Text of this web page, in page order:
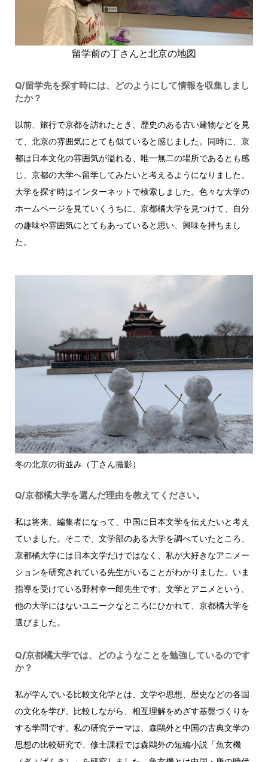
留学前の丁さんと北京の地図
Q/留学先を探す時には、どのようにして情報を収集しまし
たか？
以前、旅行で京都を訪れたとき、歴史のある古い建物などを見
て、北京の雰囲気にとても似ていると感じました。同時に、京
都は日本文化の雰囲気が溢れる、唯一無二の場所であるとも感
じ、京都の大学へ留学してみたいと考えるようになりました。
大学を探す時はインターネットで検索しました。色々な大学の
ホームページを見ていくうちに、京都橘大学を見つけて、自分
の趣味や雰囲気にとてもあっていると思い、興味を持ちまし
た。
冬の北京の街並み（丁さん撮影）
Q/京都橘大学を選んだ理由を教えてください。
私は将来、編集者になって、中国に日本文学を伝えたいと考え
ていました。そこで、文学部のある大学を調べていたところ、
京都橘大学には日本文学だけではなく、私が大好きなアニメー
ションを研究されている先生がいることがわかりました。いま
指導を受けている野村幸一郎先生です。文学とアニメという、
他の大学にはないユニークなところにひかれて、京都橘大学を
選びました。
Q/京都橘大学では、どのようなことを勉強しているのです
か？
私が学んでいる比較文化学とは、文学や思想、歴史などの各国
の文化を学び、比較しながら、相互理解をめざす基盤づくりを
する学問です。私の研究テーマは、森鷗外と中国の古典文学の
思想の比較研究で、修士課程では森鷗外の短編小説「魚玄機